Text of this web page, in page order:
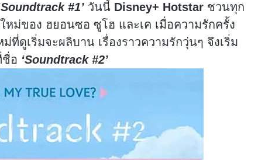
#1’ วันนี้ Disney+ Hotstar ชวนทุก
หม่ของ ฮยอนซอ ซูโฮ และเค เมื่อความรักครั้ง
ที่ดูเริ่มจะผลิบาน เรื่องราวความรักวุ่นๆ จึงเริ่ม
ชื่อ ‘Soundtrack #2’